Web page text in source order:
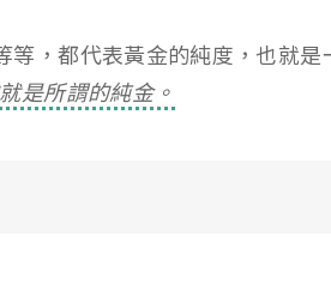
，都代表黃金的純度，也就是
是所謂的純金。